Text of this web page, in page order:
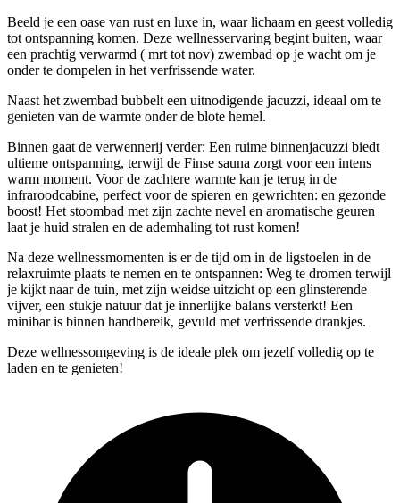
Beeld je een oase van rust en luxe in, waar lichaam en geest volledig
tot ontspanning komen. Deze wellnesservaring begint buiten, waar
een prachtig verwarmd ( mrt tot nov) zwembad op je wacht om je
onder te dompelen in het verfrissende water.
Naast het zwembad bubbelt een uitnodigende jacuzzi, ideaal om te
genieten van de warmte onder de blote hemel.
Binnen gaat de verwennerij verder: Een ruime binnenjacuzzi biedt
ultieme ontspanning, terwijl de Finse sauna zorgt voor een intens
warm moment. Voor de zachtere warmte kan je terug in de
infraroodcabine, perfect voor de spieren en gewrichten: en gezonde
boost! Het stoombad met zijn zachte nevel en aromatische geuren
laat je huid stralen en de ademhaling tot rust komen!
Na deze wellnessmomenten is er de tijd om in de ligstoelen in de
relaxruimte plaats te nemen en te ontspannen: Weg te dromen terwijl
je kijkt naar de tuin, met zijn weidse uitzicht op een glinsterende
vijver, een stukje natuur dat je innerlijke balans versterkt! Een
minibar is binnen handbereik, gevuld met verfrissende drankjes.
Deze wellnessomgeving is de ideale plek om jezelf volledig op te
laden en te genieten!